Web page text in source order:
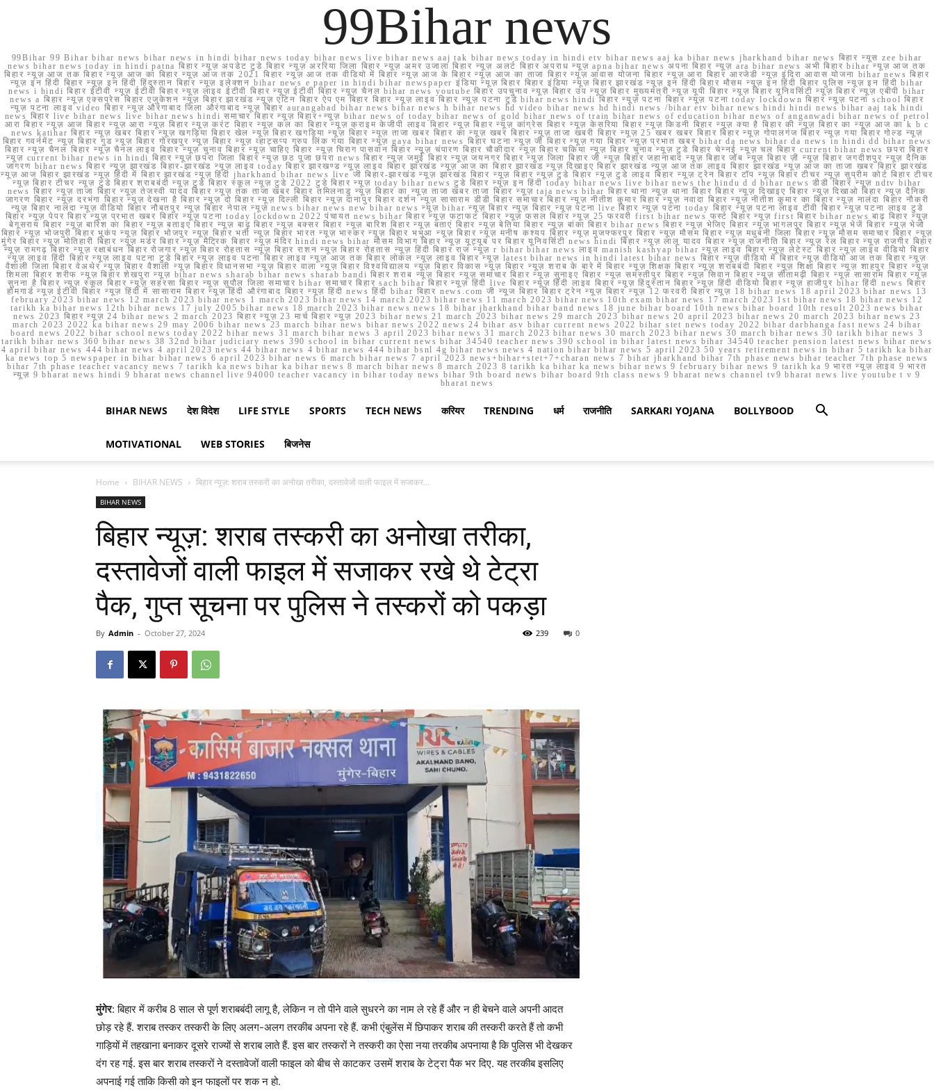
99Bihar news
99Bihar 99 Bihar bihar news bihar news in hindi bihar news today bihar news live bihar news aaj tak bihar news today in hindi etv bihar news aaj ka bihar news jharkhand bihar news बिहार न्यूस zee bihar
news bihar news today in hindi patna बिहार न्यूज़ अपडेट टुडे बिहार न्यूज़ अररिया जिला बिहार न्यूज़ अमर उजाला बिहार न्यूज़ अलर्ट बिहार अपराध न्यूज़ apna bihar news अपना बिहार न्यूज़ ara bihar news अभी बिहार bihar न्यूज़ आज तक
बिहार न्यूज़ आज तक बिहार न्यूज़ आज का बिहार न्यूज़ आज तक 2021 बिहार न्यूज़ आज तक वीडियो में बिहार न्यूज़ आज के बिहार न्यूज़ आज का ताजा बिहार न्यूज़ आवास योजना बिहार न्यूज़ आरा बिहार आरजेडी न्यूज़ इंदिरा आवास योजना bihar news बिहार
न्यूज़ इन हिंदी बिहार न्यूज़ इन हिंदी हिंदुस्तान बिहार न्यूज़ इलेक्शन bihar news e paper in hindi bihar newspaper इंडिया न्यूज़ बिहार बिहार इंडिया न्यूज़ बिहार झारखंड न्यूज़ इन हिंदी बिहार मौसम न्यूज़ इन हिंदी बिहार पुलिस न्यूज़ इन हिंदी bihar
news i hindi बिहार ईटीवी न्यूज़ ईटीवी बिहार न्यूज़ लाइव ईटीवी बिहार न्यूज़ ईटीवी बिहार न्यूज़ चैनल bihar news youtube बिहार उपचुनाव न्यूज़ बिहार उप न्यूज़ बिहार मुख्यमंत्री न्यूज़ यूपी बिहार न्यूज़ बिहार यूनिवर्सिटी न्यूज़ बिहार न्यूज़ एबीपी bihar
news a बिहार न्यूज़ एक्सप्रेस बिहार एजुकेशन न्यूज़ बिहार झारखंड न्यूज़ एटिन बिहार ऐप एम बिहार बिहार न्यूज़ लाइव बिहार न्यूज़ पटना टुडे bihar news hindi बिहार न्यूज़ पटना बिहार न्यूज़ पटना today lockdown बिहार न्यूज़ पटना school बिहार
न्यूज़ पटना लाइव video बिहार न्यूज़ औरंगाबाद जिला औरंगाबाद न्यूज़ बिहार aurangabad bihar news bihar news h bihar news hd video bihar news hd hindi news /bihar etv bihar news hindi hindi news bihar aaj tak hindi
news बिहार live bihar news live bihar news hindi समाचार बिहार न्यूज़ बिहार+न्यूज़ bihar news of today bihar news of gold bihar news of train bihar news of education bihar news of anganwadi bihar news of petrol
आरा बिहार न्यूज़ आज बिहार न्यूज़ आरा न्यूज़ बिहार न्यूज़ करंट बिहार न्यूज़ कल का बिहार न्यूज़ क्राइम केजीपी लाइव बिहार न्यूज़ बिहार न्यूज़ कांग्रेस बिहार न्यूज़ केसरिया बिहार न्यूज़ किडनी बिहार न्यूज़ क्या है बिहार की न्यूज़ बिहार का न्यूज़ आज का k b c
news katihar बिहार न्यूज़ खबर बिहार न्यूज़ खगड़िया बिहार खेल न्यूज़ बिहार खगड़िया न्यूज़ बिहार न्यूज़ ताजा खबर बिहार का न्यूज़ खबर बिहार न्यूज़ ताजा खबरी बिहार न्यूज़ 25 खबर खबर बिहार बिहार न्यूज़ गोपालगंज बिहार न्यूज़ गया बिहार गोल्ड न्यूज़
बिहार गवर्नमेंट न्यूज़ बिहार गुड न्यूज़ बिहार गोरखपुर न्यूज़ बिहार न्यूज़ व्हाट्सप्प ग्रुप लिंक गया बिहार न्यूज़ gaya bihar news बिहार घटना न्यूज़ जी बिहार न्यूज़ गया बिहार न्यूज़ प्रभात खबर bihar da news bihar da news in hindi dd bihar news
बिहार न्यूज़ चैनल बिहार न्यूज़ चैनल लाइव बिहार न्यूज़ चुनाव बिहार न्यूज़ चाहिए बिहार न्यूज़ चिराग पासवान बिहार न्यूज़ चंपारण बिहार चौकीदार न्यूज़ बिहार चकिया न्यूज़ बिहार चुनाव न्यूज़ टुडे बिहार चेन्नई न्यूज़ चल बिहार current bihar news छपरा बिहार
न्यूज़ current bihar news in hindi बिहार न्यूज़ छपरा जिला बिहार न्यूज़ छठ पूजा छपरा news बिहार न्यूज़ जमुई बिहार न्यूज़ जयनगर बिहार न्यूज़ जिला बिहार जी न्यूज़ बिहार जहानाबाद न्यूज़ बिहार जॉब न्यूज़ बिहार ज़ी न्यूज़ बिहार जगदीशपुर न्यूज़ दैनिक
जागरण bihar news बिहार न्यूज़ झारखंड बिहार-झारखंड न्यूज़ लाइव today बिहार झारखण्ड न्यूज़ लाइव बिहार झारखंड न्यूज़ आज का बिहार झारखंड न्यूज़ दिखाइए बिहार झारखंड न्यूज़ आज तक लाइव बिहार झारखंड न्यूज़ आज का ताजा खबर बिहार झारखंड
न्यूज़ आज बिहार झारखंड न्यूज़ हिंदी में बिहार झारखंड न्यूज़ हिंदी jharkhand bihar news live जी बिहार-झारखंड न्यूज़ झारखंड बिहार न्यूज़ बिहार न्यूज़ टुडे बिहार न्यूज़ टुडे लाइव बिहार न्यूज़ ट्रेन बिहार टॉप न्यूज़ बिहार टीचर न्यूज़ सुप्रीम कोर्ट बिहार टीचर
न्यूज़ बिहार टीचर न्यूज़ टुडे बिहार शराबबंदी न्यूज़ टुडे बिहार स्कूल न्यूज़ टुडे 2022 टुडे बिहार न्यूज़ today bihar news टुडे बिहार न्यूज़ इन हिंदी today bihar news live bihar news the hindu d d bihar news डीडी बिहार न्यूज़ ndtv bihar
news बिहार न्यूज़ ताजा बिहार न्यूज़ तेजस्वी यादव बिहार न्यूज़ तक ताजा खबर बिहार तमिलनाडु न्यूज़ बिहार का न्यूज़ ताजा खबर ताजा बिहार न्यूज़ taja news bihar बिहार थाना न्यूज़ थाना बिहार बिहार न्यूज़ दिखाइए बिहार न्यूज़ दिखाओ बिहार न्यूज़ दैनिक
जागरण बिहार न्यूज़ दरभंगा बिहार न्यूज़ देखना है बिहार न्यूज़ दो बिहार न्यूज़ दिल्ली बिहार न्यूज़ दानापुर बिहार दर्शन न्यूज़ सासाराम डीडी बिहार समाचार बिहार न्यूज़ नीतीश कुमार बिहार न्यूज़ नवादा बिहार न्यूज़ नीतीश कुमार का बिहार न्यूज़ नालंदा बिहार नौकरी
न्यूज़ बिहार नालंदा न्यूज़ वीडियो बिहार नौबतपुर न्यूज़ बिहार नेपाल न्यूज़ news bihar news new bihar news न्यूज़ bihar न्यूज़ बिहार न्यूज़ बिहार न्यूज़ पटना live बिहार न्यूज़ पटना today बिहार न्यूज़ पटना लाइव टीवी बिहार न्यूज़ पटना लाइव टुडे
बिहार न्यूज़ पेपर बिहार न्यूज़ प्रभात खबर बिहार न्यूज़ पटना today lockdown 2022 पंचायत news bihar बिहार न्यूज़ फटाफट बिहार न्यूज़ फसल बिहार न्यूज़ 25 फरवरी first bihar news फर्स्ट बिहार न्यूज़ first बिहार bihar news बाढ़ बिहार न्यूज़
बेगूसराय बिहार न्यूज़ बारिश का बिहार न्यूज़ बताइए बिहार न्यूज़ बाढ़ बिहार न्यूज़ बक्सर बिहार न्यूज़ बारिश बिहार न्यूज़ बताएं बिहार न्यूज़ बेतिया बिहार न्यूज़ बांका बिहार bihar news बिहार न्यूज़ भेजिए बिहार न्यूज़ भागलपुर बिहार न्यूज़ भेजें बिहार न्यूज़ भेजो
बिहार न्यूज़ भोजपुरी बिहार भूकंप न्यूज़ बिहार भोजपुर न्यूज़ बिहार भर्ती न्यूज़ बिहार भारत न्यूज़ भास्कर न्यूज़ बिहार भभुआ न्यूज़ बिहार न्यूज़ मनीष कश्यप बिहार न्यूज़ मुजफ्फरपुर बिहार न्यूज़ मौसम बिहार न्यूज़ मधुबनी जिला बिहार न्यूज़ मौसम समाचार बिहार न्यूज़
मुंगेर बिहार न्यूज़ मोतिहारी बिहार न्यूज़ मर्डर बिहार न्यूज़ मैट्रिक बिहार न्यूज़ मंदिर hindi news bihar मौसम विभाग बिहार न्यूज़ यूट्यूब पर बिहार यूनिवर्सिटी news hindi बिहार न्यूज़ लालू यादव बिहार न्यूज़ राजनीति बिहार न्यूज़ रेल बिहार न्यूज़ राजगीर बिहार
न्यूज़ रामगढ़ बिहार न्यूज़ रक्षाबंधन बिहार रोजगार न्यूज़ बिहार रोहतास न्यूज़ बिहार राशन न्यूज़ बिहार रोहतास न्यूज़ हिंदी बिहार राज न्यूज़ r bihar bihar news लाइव manish kashyap bihar न्यूज़ लाइव बिहार न्यूज़ लेटेस्ट बिहार न्यूज़ लाइव वीडियो बिहार
न्यूज़ लाइव हिंदी बिहार न्यूज़ लाइव पटना टुडे बिहार न्यूज़ लाइव पटना बिहार लाइव न्यूज़ आज तक बिहार लोकल न्यूज़ लाइव बिहार न्यूज़ latest bihar news in hindi latest bihar news बिहार न्यूज़ वीडियो में बिहार न्यूज़ वीडियो आज तक बिहार न्यूज़
वैशाली जिला बिहार वेअथेर न्यूज़ बिहार वैशाली न्यूज़ बिहार विधानसभा न्यूज़ बिहार वाला न्यूज़ बिहार विश्वविद्यालय न्यूज़ बिहार विकास न्यूज़ बिहार न्यूज़ शराब के बारे में बिहार न्यूज़ शिक्षक बिहार न्यूज़ शराबबंदी बिहार न्यूज़ शिक्षा बिहार न्यूज़ शाहपुर बिहार न्यूज़
शिमला बिहार शरीफ न्यूज़ बिहार शेखपुरा न्यूज़ bihar news sharab bihar news sharab bandi बिहार शराब न्यूज़ बिहार न्यूज़ समाचार बिहार न्यूज़ सुनाइए बिहार न्यूज़ समस्तीपुर बिहार न्यूज़ सिवान बिहार न्यूज़ सीतामढ़ी बिहार न्यूज़ सासाराम बिहार न्यूज़
सुनना है बिहार न्यूज़ स्कूल बिहार न्यूज़ सहरसा बिहार न्यूज़ सुपौल जिला समाचार bihar समाचार बिहार sach bihar बिहार न्यूज़ हिंदी live बिहार न्यूज़ हिंदी लाइव बिहार न्यूज़ हिंदुस्तान बिहार न्यूज़ हिंदी वीडियो बिहार न्यूज़ हाजीपुर bihar हिंदी news बिहार
होमगार्ड न्यूज़ ईटीवी बिहार न्यूज़ हिंदी में सासाराम बिहार न्यूज़ हिंदी औरंगाबाद बिहार न्यूज़ हिंदी news हिंदी bihar बिहार news.com जी न्यूज बिहार बिहार ट्रेन न्यूज़ बिहार न्यूज़ 12 फरवरी बिहार न्यूज़ 18 bihar news 18 april 2023 bihar news 13
february 2023 bihar news 12 march 2023 bihar news 1 march 2023 bihar news 14 march 2023 bihar news 11 march 2023 bihar news 10th exam bihar news 17 march 2023 1st bihar news 18 bihar news 12
tarikh ka bihar news 12th bihar news 17 july 2005 bihar news 18 march 2023 bihar news news 18 bihar jharkhand bihar band news 18 june bihar board 10th news bihar board 10th result 2023 news bihar
news 2023 बिहार न्यूज़ 24 bihar news 2 march 2023 बिहार न्यूज़ 23 मार्च बिहार न्यूज़ 2023 bihar news 21 march 2023 bihar news 29 march 2023 bihar news 20 april 2023 bihar news 20 march 2023 bihar news 23
march 2023 2022 ka bihar news 29 may 2006 bihar news 23 march bihar news bihar news 2022 news 24 bihar asv bihar current news 2022 bihar stet news today 2022 bihar darbhanga fast news 24 bihar
board news 2022 bihar school news today 2022 bihar news 31 march bihar news 3 april 2023 bihar news 31 march 2023 bihar news 30 march 2023 bihar news 30 march bihar news 30 tarikh bihar news 3
tarikh bihar news 360 bihar news 38 32nd bihar judiciary news 390 school in bihar current news bihar 34540 teacher news 390 school in bihar latest news bihar 34540 teacher pension latest news bihar news
4 april bihar news 444 bihar news 4 april 2023 news 44 bihar news 4 bihar news 444 bihar bsnl 4g bihar news news 4 nation bihar bihar news 5 april 2023 50 years retirement news in bihar 5 tarikh ka bihar
ka news top 5 newspaper in bihar bihar news 6 april 2023 bihar news 6 march bihar news 7 april 2023 news+bihar+stet+7+charan news 7 bihar jharkhand bihar 7th phase news bihar teacher 7th phase news
bihar 7th phase teacher vacancy news 7 tarikh ka news bihar ka bihar news 8 march bihar news 8 march 2023 8 tarikh ka bihar ka news bihar news 9 february bihar news 9 tarikh ka 9 भारत न्यूज़ लाइव 9 भारत
न्यूज़ 9 bharat news hindi 9 bharat news channel live 94000 teacher vacancy in bihar today news bihar 9th board news bihar board 9th class news 9 bharat news channel tv9 bharat news live youtube t v 9
bharat news
BIHAR NEWS देश विदेश LIFE STYLE SPORTS TECH NEWS करियर TRENDING धर्म राजनीति SARKARI YOJANA BOLLYBOOD
MOTIVATIONAL WEB STORIES बिजनेस
Home BIHAR NEWS बिहार न्यूज़: शराब तस्करी का अनोखा तरीका, दस्तावेजों वाली फाइल में सजाकर...
BIHAR NEWS
बिहार न्यूज़: शराब तस्करी का अनोखा तरीका,
दस्तावेजों वाली फाइल में सजाकर रखे थे टेट्रा
पैक, गुप्त सूचना पर पुलिस ने तस्करों को पकड़ा
By Admin - October 27, 2024 0
239
मुंगेर: बिहार में करीब 8 साल से पूर्ण शराबबंदी लागू है, लेकिन न तो पीने वाले सुधरने का नाम ले रहे हैं और न ही बेचने वाले अपनी आदत
छोड़ रहे हैं. शराब तस्कर तस्करी के लिए अलग-अलग तरकीब अपना रहे हैं. कभी एंबुलेंस में छिपाकर शराब की तस्करी करते हैं तो कभी
गाड़ियों में तहखाना बनाकर दूसरे राज्यों से शराब लाते हैं. इस बार तस्करों ने तस्करी का ऐसा नया तरकीब अपनाया है कि पुलिस भी देखकर
दंग रह गई. इस बार शराब तस्करों ने दस्तावेजों वाली फाइल को बीच से काटकर उसमें शराब के टेट्रा पैक भर दिए. यह तरकीब इसलिए
अपनाई गई ताकि किसी को इन फाइलों पर शक न हो.